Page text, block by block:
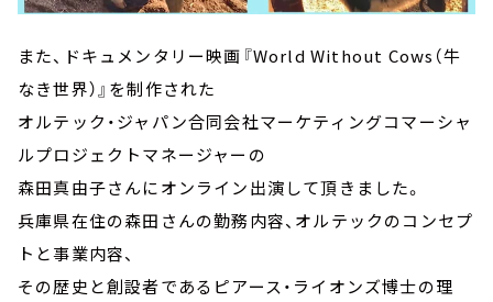
また、ドキュメンタリー映画『World Without Cows（牛
なき世界）』を制作された
オルテック・ジャパン合同会社マーケティングコマーシャ
ルプロジェクトマネージャーの
森田真由子さんにオンライン出演して頂きました。
兵庫県在住の森田さんの勤務内容、オルテックのコンセプ
トと事業内容、
その歴史と創設者であるピアース・ライオンズ博士の理